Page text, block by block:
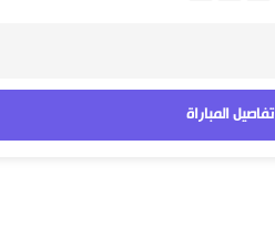
تفاصيل المباراة